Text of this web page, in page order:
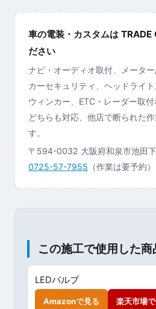
車の電装・カスタムは TRADE
ださい
ナビ・オーディオ取付、メーター
カーセキュリティ、ヘッドライ
ウィンカー、ETC・レーダー取
どちらも対応、他店で断られた
す。
〒594-0032 大阪府和泉市池田
0725-57-7955 （作業は要予約）
この施工で使用した商
LEDバルブ
Amazonで見る 楽天市場